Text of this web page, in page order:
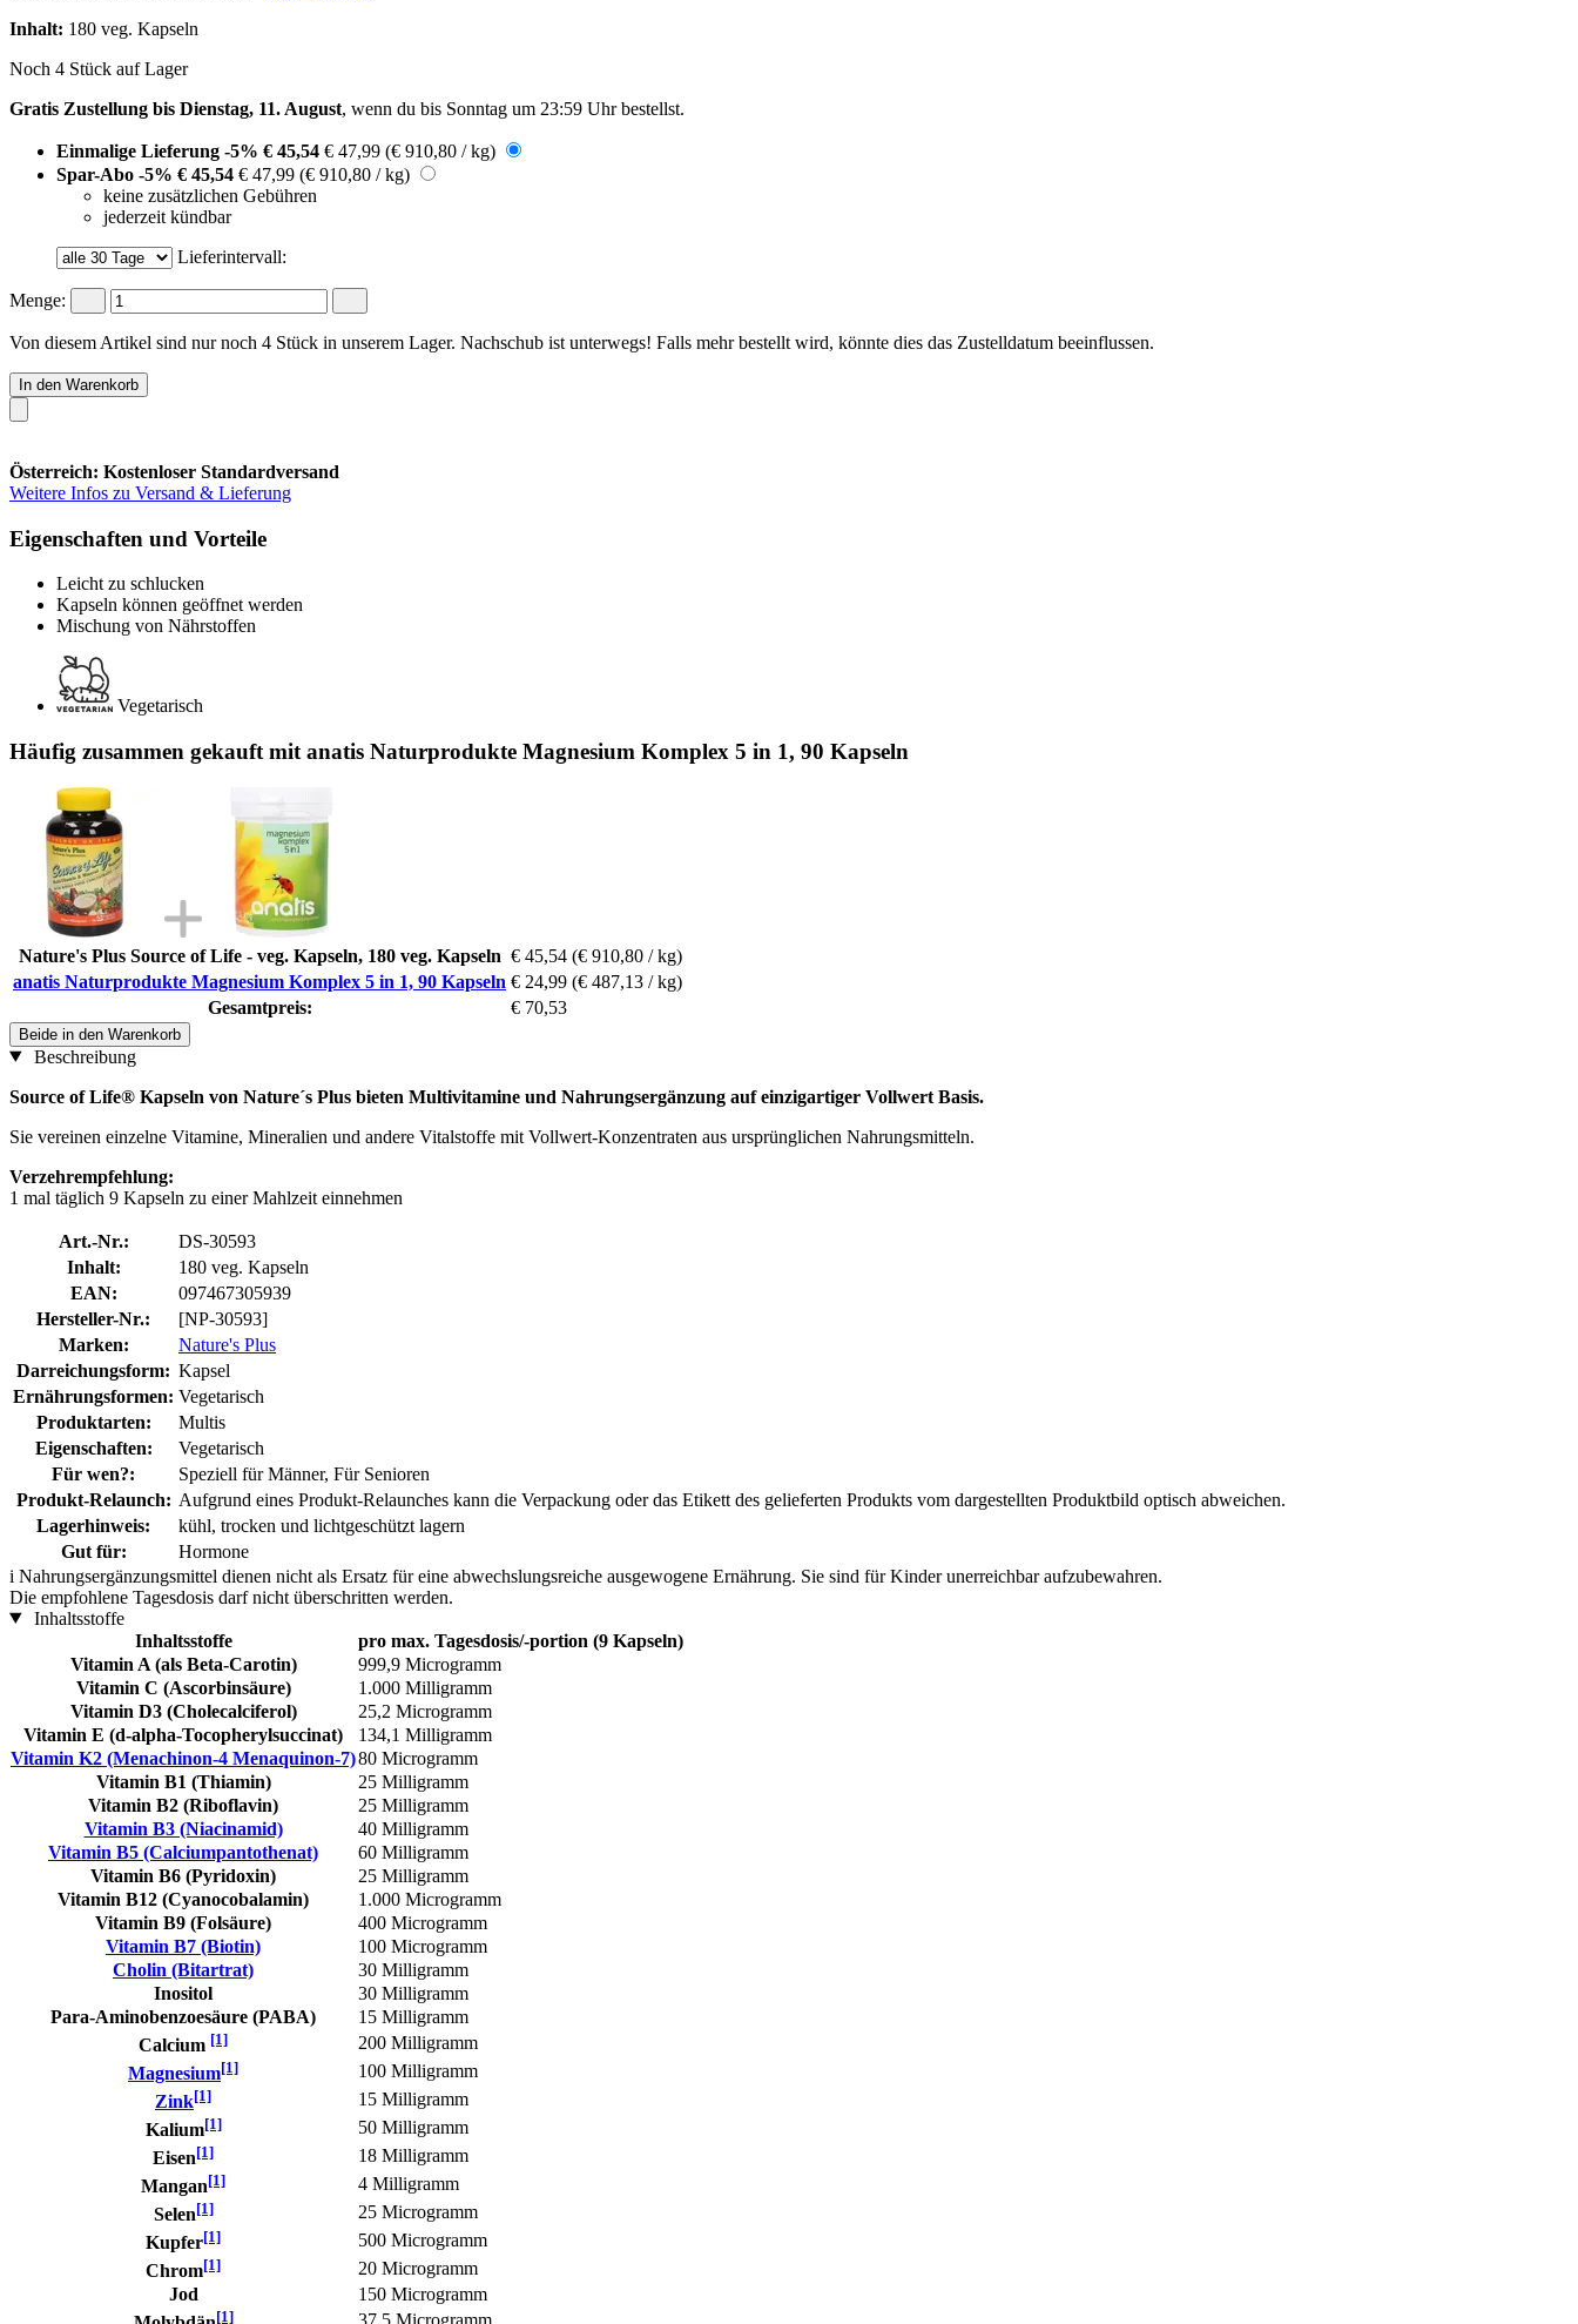
Inhalt: 180 veg. Kapseln
Noch 4 Stück auf Lager
Gratis Zustellung bis Dienstag, 11. August, wenn du bis Sonntag um 23:59 Uhrbestellst.
Einmalige Lieferung -5% € 45,54 € 47,99 (€ 910,80 / kg)
Spar-Abo -5% € 45,54 € 47,99 (€ 910,80 / kg)
keine zusätzlichen Gebühren
jederzeit kündbar
Lieferintervall:
Menge:
Von diesem Artikel sind nur noch 4 Stück in unserem Lager. Nachschub ist unterwegs! Falls mehr bestellt wird, könnte dies das Zustelldatum beeinflussen.
In den Warenkorb
Österreich: Kostenloser Standardversand
Weitere Infos zu Versand & Lieferung
Eigenschaften und Vorteile
Leicht zu schlucken
Kapseln können geöffnet werden
Mischung von Nährstoffen
Vegetarisch
Häufig zusammen gekauft mit anatis Naturprodukte Magnesium Komplex 5 in 1, 90 Kapseln
Nature's Plus Source of Life - veg. Kapseln, 180 veg. Kapseln € 45,54 (€ 910,80 / kg)
anatis Naturprodukte Magnesium Komplex 5 in 1, 90 Kapseln € 24,99 (€ 487,13 / kg)
Gesamtpreis:
€ 70,53
Beide in den Warenkorb
Beschreibung
Source of Life® Kapseln von Nature´s Plus bieten Multivitamine und Nahrungsergänzung auf einzigartiger Vollwert Basis.
Sie vereinen einzelne Vitamine, Mineralien und andere Vitalstoffe mit Vollwert-Konzentraten aus ursprünglichen Nahrungsmitteln.
Verzehrempfehlung:
1 mal täglich 9 Kapseln zu einer Mahlzeit einnehmen
Art.-Nr.:
DS-30593
Inhalt:
180 veg. Kapseln
EAN:
097467305939
Hersteller-Nr.:
[NP-30593]
Marken:
Nature's Plus
Darreichungsform: Kapsel
Ernährungsformen: Vegetarisch
Produktarten:
Multis
Eigenschaften:
Vegetarisch
Für wen?:
Speziell für Männer, Für Senioren
Produkt-Relaunch: Aufgrund eines Produkt-Relaunches kann die Verpackung oder das Etikett des gelieferten Produkts vom dargestellten Produktbild optisch abweichen.
Lagerhinweis:
kühl, trocken und lichtgeschützt lagern
Gut für:
Hormone
i Nahrungsergänzungsmittel dienen nicht als Ersatz für eine abwechslungsreiche ausgewogene Ernährung. Sie sind für Kinder unerreichbar aufzubewahren.
Die empfohlene Tagesdosis darf nicht überschritten werden.
Inhaltsstoffe
Inhaltsstoffe
pro max. Tagesdosis/-portion (9 Kapseln)
Vitamin A (als Beta-Carotin)
999,9 Microgramm
Vitamin C (Ascorbinsäure)
1.000 Milligramm
Vitamin D3 (Cholecalciferol)
25,2 Microgramm
Vitamin E (d-alpha-Tocopherylsuccinat)
134,1 Milligramm
Vitamin K2 (Menachinon-4 Menaquinon-7)80 Microgramm
Vitamin B1 (Thiamin)
25 Milligramm
Vitamin B2 (Riboflavin)
25 Milligramm
Vitamin B3 (Niacinamid)
40 Milligramm
Vitamin B5 (Calciumpantothenat)
60 Milligramm
Vitamin B6 (Pyridoxin)
25 Milligramm
Vitamin B12 (Cyanocobalamin)
1.000 Microgramm
Vitamin B9 (Folsäure)
400 Microgramm
Vitamin B7 (Biotin)
100 Microgramm
Cholin (Bitartrat)
30 Milligramm
Inositol
30 Milligramm
Para-Aminobenzoesäure (PABA)
15 Milligramm
Calcium [1]
200 Milligramm
Magnesium[1]
100 Milligramm
Zink[1]
15 Milligramm
Kalium[1]
50 Milligramm
Eisen[1]
18 Milligramm
Mangan[1]
4 Milligramm
Selen[1]
25 Microgramm
Kupfer[1]
500 Microgramm
Chrom[1]
20 Microgramm
Jod
150 Microgramm
[1] 37,5 Microgramm